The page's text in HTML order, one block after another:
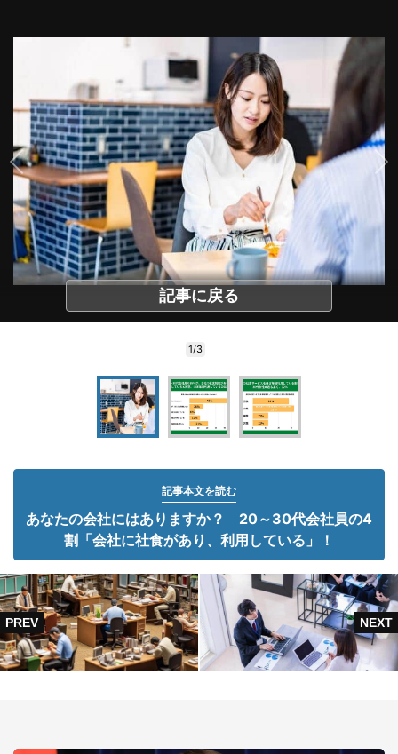
記事に戻る
1/3
記事本文を読む
あなたの会社にはありますか？ 20～30代会社員の4
割「会社に社食があり、利用している」！